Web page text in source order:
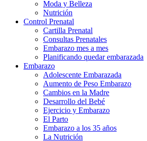
Moda y Belleza
Nutrición
Control Prenatal
Cartilla Prenatal
Consultas Prenatales
Embarazo mes a mes
Planificando quedar embarazada
Embarazo
Adolescente Embarazada
Aumento de Peso Embarazo
Cambios en la Madre
Desarrollo del Bebé
Ejercicio y Embarazo
El Parto
Embarazo a los 35 años
La Nutrición